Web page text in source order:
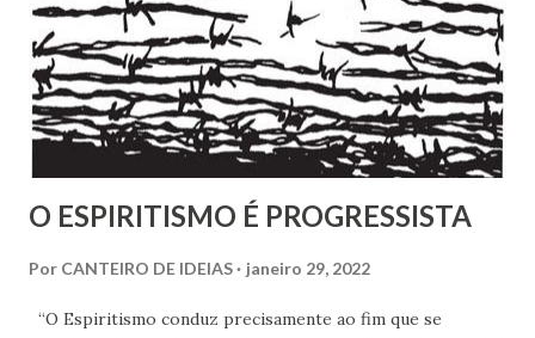
pequeno folheto sobre suas ideias em francês. Seria quase
impossível que não trocasse sequer um bilhete com Rivail,
que se assinava seu discípulo e se esforçava por divulgar
seu método em Paris. Pestalozzi, com seu caráter emotivo
e amoroso, não era de ...
O ESPIRITISMO É PROGRESSISTA
Por CANTEIRO DE IDEIAS janeiro 29, 2022
“O Espiritismo conduz precisamente ao fim que se